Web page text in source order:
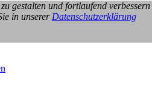
gestalten und fortlaufend
in unserer Datenschutzerklärung